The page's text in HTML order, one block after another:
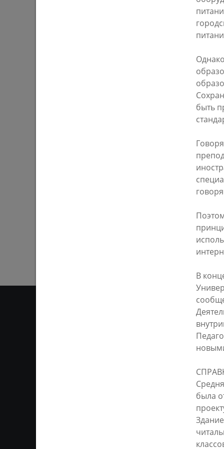
03/08/2026
И.
еще
27/07/
быть
В
была
ОТ
Казань KZN.RU». Все
сети Интернет или на
ретрансляции
ссылка).